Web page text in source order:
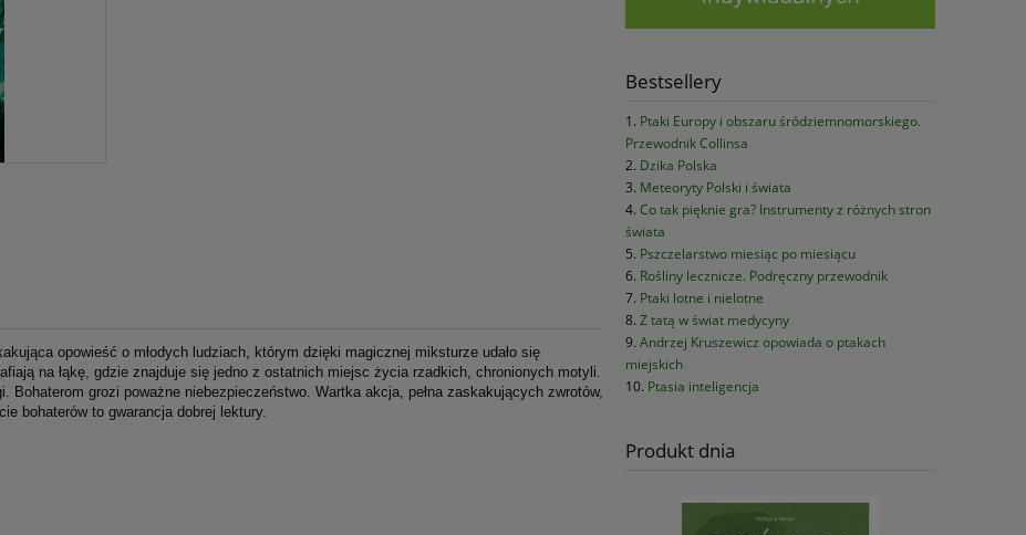
opowieść o młodych ludziach, którym dzięki magicznej miksturze udało się
na łąkę, gdzie znajduje się jedno z ostatnich miejsc życia rzadkich, chronionych motyli.
Bohaterom grozi poważne niebezpieczeństwo. Wartka akcja, pełna zaskakujących zwrotów,
bohaterów to gwarancja dobrej lektury.
Bestsellery
Ptaki Europy i obszaru śródziemnomorskiego.
Przewodnik Collinsa
Dzika Polska
Meteoryty Polski i świata
Co tak pięknie gra? Instrumenty z różnych stron
świata
Pszczelarstwo miesiąc po miesiącu
Rośliny lecznicze. Podręczny przewodnik
Ptaki lotne i nielotne
Z tatą w świat medycyny
Andrzej Kruszewicz opowiada o ptakach
miejskich
Ptasia inteligencja
Produkt dnia